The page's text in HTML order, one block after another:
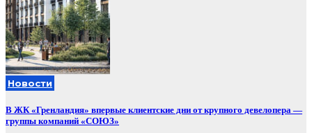
Новости
В ЖК «Гренландия» впервые клиентские дни от крупного девелопера —
группы компаний «СОЮЗ»